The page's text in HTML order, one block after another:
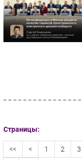
Страницы:
<< < 1 2 3